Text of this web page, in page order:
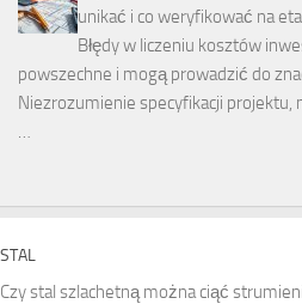
unikać i co weryfikować na
Błędy w liczeniu kosztów
powszechne i mogą prowadzić do
Niezrozumienie specyfikacji projektu,
…
STAL
Czy stal szlachetną można ciąć